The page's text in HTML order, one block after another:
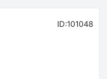
ID:101048